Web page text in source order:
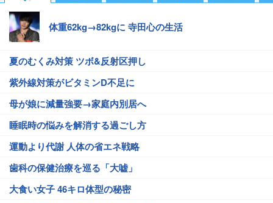
体重62kg→82kgに 寺田心の生活
夏のむくみ対策 ツボ&反射区押し
紫外線対策がビタミンD不足に
母が娘に減量強要→家庭内別居へ
睡眠時の悩みを解消する過ごし方
運動より代謝 人体の省エネ戦略
歯科の保健治療を巡る「大嘘」
大食い女子 46キロ体型の秘密